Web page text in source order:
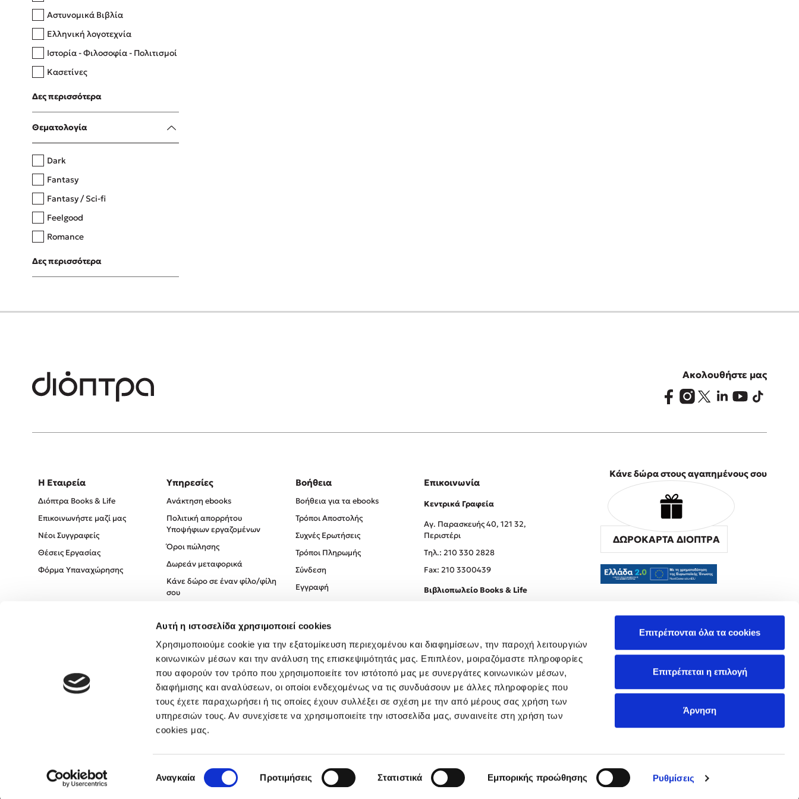
Αυτή η ιστοσελίδα χρησιμοποιεί cookies
Χρησιμοποιούμε cookie για την εξατομίκευση περιεχομένου και διαφημίσεων, την παροχή λειτουργιών
κοινωνικών μέσων και την ανάλυση της επισκεψιμότητάς μας. Επιπλέον, μοιραζόμαστε πληροφορίες
που αφορούν τον τρόπο που χρησιμοποιείτε τον ιστότοπό μας με συνεργάτες κοινωνικών μέσων,
διαφήμισης και αναλύσεων, οι οποίοι ενδεχομένως να τις συνδυάσουν με άλλες πληροφορίες που
τους έχετε παραχωρήσει ή τις οποίες έχουν συλλέξει σε σχέση με την από μέρους σας χρήση των
υπηρεσιών τους. Αν συνεχίσετε να χρησιμοποιείτε την ιστοσελίδα μας, συναινείτε στη χρήση των
cookies μας.
συγκατάθεσης
Αναγκαία Προτιμήσεις Στατιστικά Εμπορικής προώθησης Ρυθμίσεις
Επιτρέπονται όλα τα cookies
Επιτρέπεται η επιλογή
Άρνηση
Δανάη Δεληγεώργη
Πάνω, κάτω, μπροστά, πίσω
Η μέθοδος Αφήστε τους
Αστυνομικά Βιβλία
Ελληνική λογοτεχνία
Ιστορία - Φιλοσοφία - Πολιτισμοί
Κασετίνες
Λευκώματα - Έγχρωμοι οδηγοί
Μαγειρική
Δες περισσότερα
Θεματολογία
Dark
Fantasy
Fantasy / Sci-fi
Feelgood
Romance
Upmarket
Young Adult
Δες περισσότερα
Ακολουθήστε μας
Η Εταιρεία
Διόπτρα Books & Life
Επικοινωνήστε μαζί μας
Νέοι Συγγραφείς
Θέσεις Εργασίας
Φόρμα Υπαναχώρησης
Υπηρεσίες
Ανάκτηση ebooks
Πολιτική απορρήτου
Υποψήφιων εργαζομένων
Όροι πώλησης
Δωρεάν μεταφορικά
Κάνε δώρο σε έναν φίλο/φίλη
σου
Πολιτική Απορρήτου
Όροι χρήσης
Βοήθεια
Βοήθεια για τα ebooks
Τρόποι Αποστολής
Συχνές Ερωτήσεις
Τρόποι Πληρωμής
Σύνδεση
Εγγραφή
Επικοινωνία
Κεντρικά Γραφεία
Αγ. Παρασκευής 40, 121 32,
Περιστέρι
Tηλ.: 210 330 2828
Fax: 210 3300439
Βιβλιοπωλείο Books & Life
Κάνε δώρα στους αγαπημένους σου
ΔΩΡΟΚΑΡΤΑ ΔΙΟΠΤΡΑ
Created by Powered by